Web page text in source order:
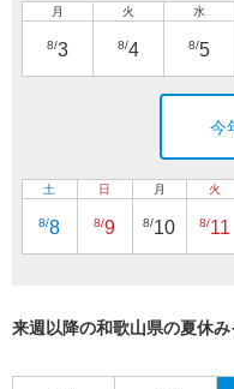
月
8/3
火
8/4
水
8/5
今
土
8/8
日
8/9
月
8/10
火
8/11
来週以降の和歌山県の夏休